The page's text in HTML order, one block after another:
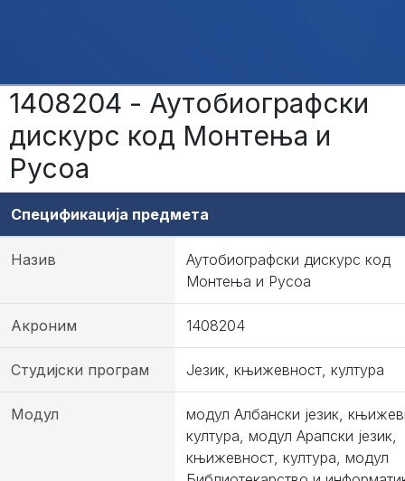
1408204 - Аутобиографски
дискурс код Монтења и
Русоа
Спецификација предмета
Назив
Аутобиографски дискурс код
Монтења и Русоа
Акроним 1408204
Студијски програм Језик, књижевност, култура
Модул
модул Албански језик,
култура, модул Арапски језик,
књижевност, култура, модул